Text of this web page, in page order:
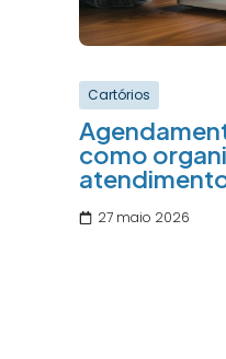
Cartórios
como
27 maio 2026